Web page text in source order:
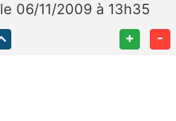
le 06/11/2009 à 13h35
+ -